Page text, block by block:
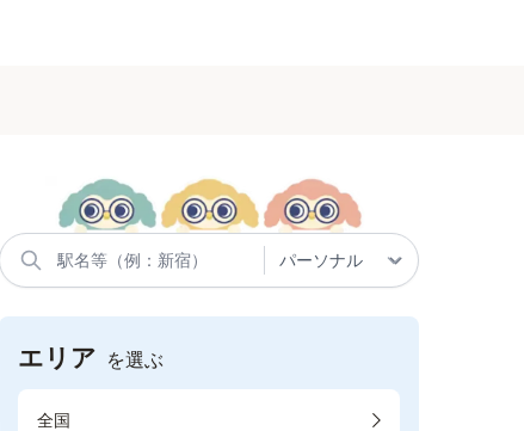
エリア を選ぶ
全国